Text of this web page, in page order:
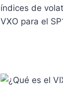
índices de
VXO para el